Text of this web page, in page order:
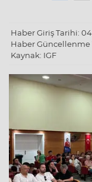
Haber Giriş Tarihi:
Haber Güncellenme
Kaynak: IGF